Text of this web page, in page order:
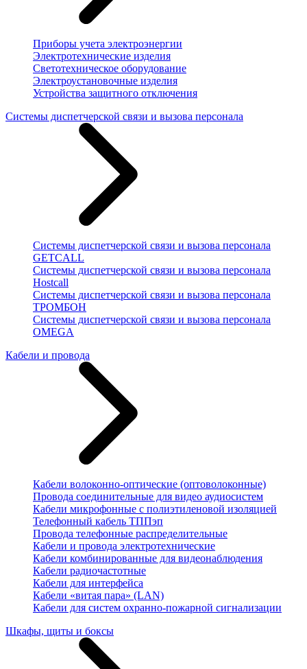
Приборы учета электроэнергии
Электротехнические изделия
Светотехническое оборудование
Электроустановочные изделия
Устройства защитного отключения
Системы диспетчерской связи и вызова персонала
Системы диспетчерской связи и вызова персонала
GETCALL
Системы диспетчерской связи и вызова персонала
Hostcall
Системы диспетчерской связи и вызова персонала
ТРОМБОН
Системы диспетчерской связи и вызова персонала
OMEGA
Кабели и провода
Кабели волоконно-оптические (оптоволоконные)
Провода соединительные для видео аудиосистем
Кабели микрофонные с полиэтиленовой изоляцией
Телефонный кабель ТППэп
Провода телефонные распределительные
Кабели и провода электротехнические
Кабели комбинированные для видеонаблюдения
Кабели радиочастотные
Кабели для интерфейса
Кабели «витая пара» (LAN)
Кабели для систем охранно-пожарной сигнализации
Шкафы, щиты и боксы